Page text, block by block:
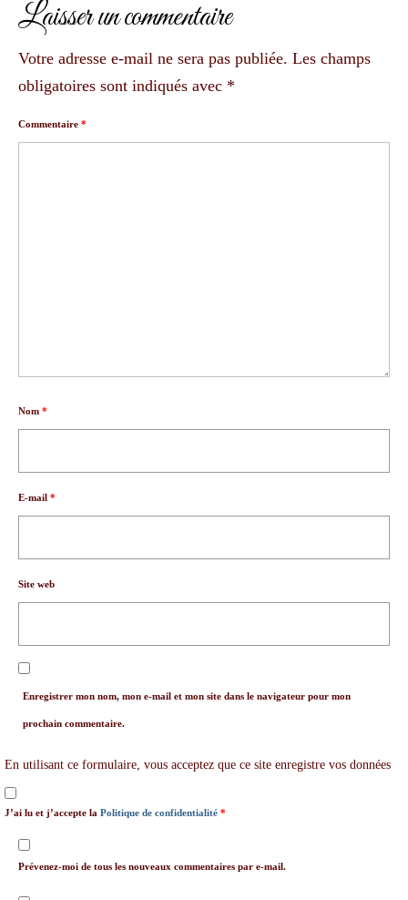
Laisser un commentaire
Votre adresse e-mail ne sera pas publiée. Les champs
obligatoires sont indiqués avec *
Commentaire *
Nom *
E-mail *
Site web
Enregistrer mon nom, mon e-mail et mon site dans le navigateur pour mon
prochain commentaire.
En utilisant ce formulaire, vous acceptez que ce site enregistre vos données
J’ai lu et j’accepte la Politique de confidentialité *
Prévenez-moi de tous les nouveaux commentaires par e-mail.